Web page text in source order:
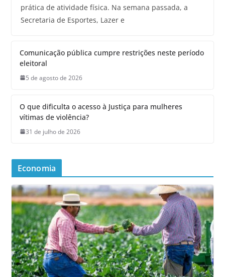
prática de atividade física. Na semana passada, a
Secretaria de Esportes, Lazer e
Comunicação pública cumpre restrições neste período
eleitoral
5 de agosto de 2026
O que dificulta o acesso à Justiça para mulheres
vítimas de violência?
31 de julho de 2026
Economia